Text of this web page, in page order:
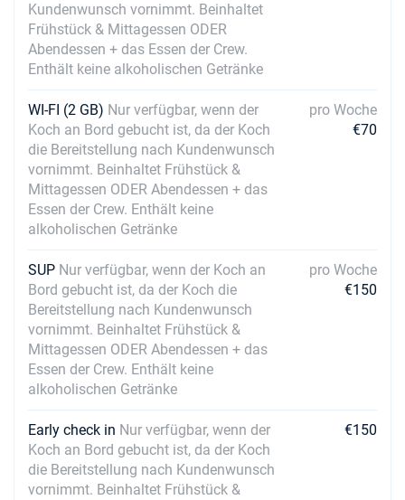
Kundenwunsch vornimmt. Beinhaltet
Frühstück & Mittagessen ODER
Abendessen + das Essen der Crew.
Enthält keine alkoholischen Getränke
WI-FI (2 GB) Nur verfügbar, wenn der
Koch an Bord gebucht ist, da der Koch
die Bereitstellung nach Kundenwunsch
vornimmt. Beinhaltet Frühstück &
Mittagessen ODER Abendessen + das
Essen der Crew. Enthält keine
alkoholischen Getränke
pro Woche
€70
SUP Nur verfügbar, wenn der Koch an
Bord gebucht ist, da der Koch die
Bereitstellung nach Kundenwunsch
vornimmt. Beinhaltet Frühstück &
Mittagessen ODER Abendessen + das
Essen der Crew. Enthält keine
alkoholischen Getränke
pro Woche
€150
Early check in Nur verfügbar, wenn der
Koch an Bord gebucht ist, da der Koch
die Bereitstellung nach Kundenwunsch
vornimmt. Beinhaltet Frühstück &
€150